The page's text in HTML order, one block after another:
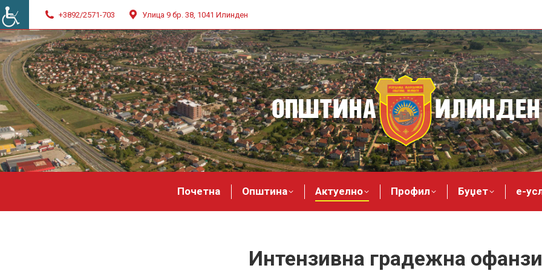
+3892/2571-703 Улица 9 бр. 38, 1041 Илинден
Почетна Општина Актуелно Профил Буџет е-
Интензивна градежна